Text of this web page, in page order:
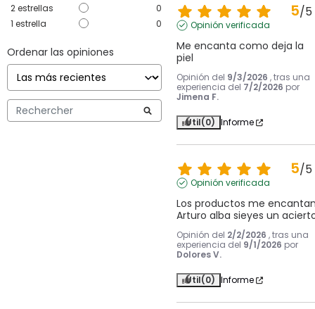
2estrellas
0
1 estrella 0
Ordenar las opiniones
5/5
Opinión verificada
Me encanta como deja la
piel
Opinión del 9/3/2026 , tras una
experiencia del 7/2/2026 por
Jimena F.
Útil(0) Informe
5/5
Opinión verificada
Los productos me
Arturo alba sieyes un
Opinión del 2/2/2026 , tras una
experiencia del 9/1/2026 por
Dolores V.
Útil(0) Informe